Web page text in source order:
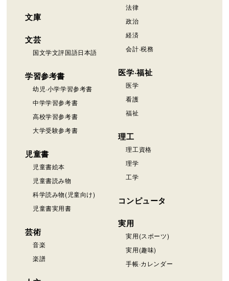
文庫
文芸
国文学文評国語日本語
学習参考書
幼児·小学学習参考書
中学学習参考書
高校学習参考書
大学受験参考書
児童書
児童書絵本
児童書読み物
科学読み物(児童向け)
児童書実用書
芸術
音楽
楽譜
法律
政治
経済
会計·税務
医学·福祉
医学
看護
福祉
理工
理工資格
理学
工学
コンピュータ
実用
実用(スポーツ)
実用(趣味)
手帳·カレンダー